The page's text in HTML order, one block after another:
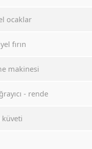
ocaklar
fırın
makinesi
- rende
küveti